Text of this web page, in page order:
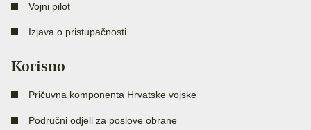
Vojni pilot
Izjava o pristupačnosti
Korisno
Pričuvna komponenta Hrvatske vojske
Područni odjeli za poslove obrane